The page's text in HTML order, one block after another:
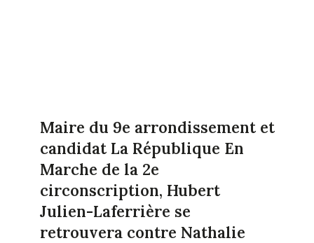
Maire du 9e arrondissement et
candidat La République En
Marche de la 2e
circonscription, Hubert
Julien-Laferrière se
retrouvera contre Nathalie